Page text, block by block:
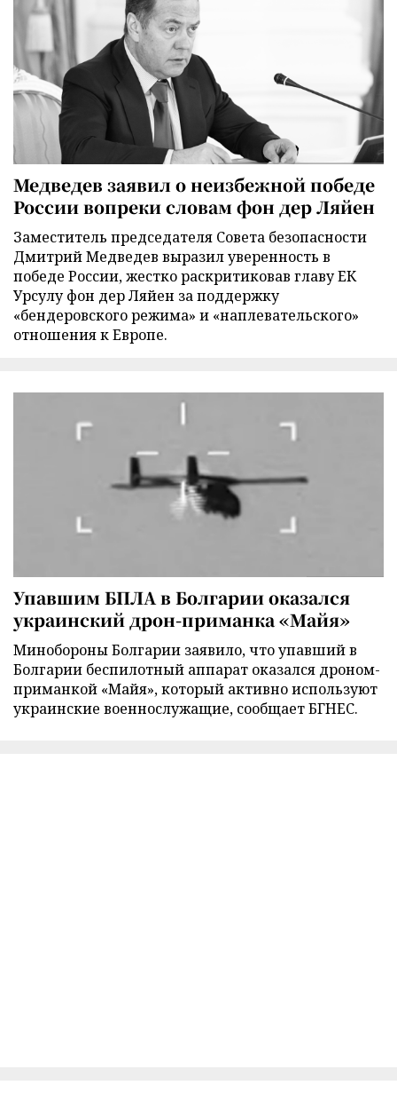
Медведев заявил о неизбежной победе
России вопреки словам фон дер Ляйен
Заместитель председателя Совета безопасности
Дмитрий Медведев выразил уверенность в
победе России, жестко раскритиковав главу ЕК
Урсулу фон дер Ляйен за поддержку
«бендеровского режима» и «наплевательского»
отношения к Европе.
Упавшим БПЛА в Болгарии оказался
украинский дрон-приманка «Майя»
Минобороны Болгарии заявило, что упавший в
Болгарии беспилотный аппарат оказался дроном-
приманкой «Майя», который активно используют
украинские военнослужащие, сообщает БГНЕС.